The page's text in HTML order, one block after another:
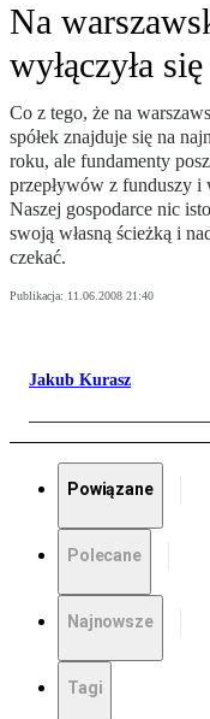
Na
wyłączyła
Co z tego, że na
spółek znajduje się na
roku, ale fundamenty
przepływów z funduszy i
Naszej gospodarce nic
swoją własną ścieżką i
czekać.
Publikacja: 11.06.2008 21:40
Jakub Kurasz
Powiązane
Polecane
Najnowsze
Tagi